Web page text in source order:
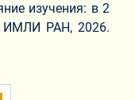
изучения: в 2
ИМЛИ РАН, 2026.